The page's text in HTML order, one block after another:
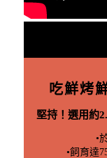
吃鮮烤
堅持！選用約
•
•飼育達